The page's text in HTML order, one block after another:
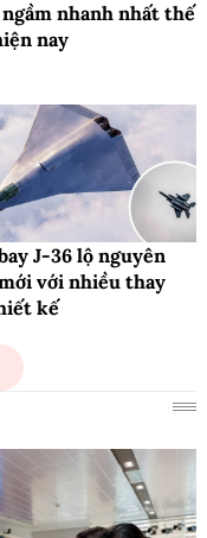
nhanh nhất thế
nay
J-36 lộ nguyên
với nhiều thay
kế